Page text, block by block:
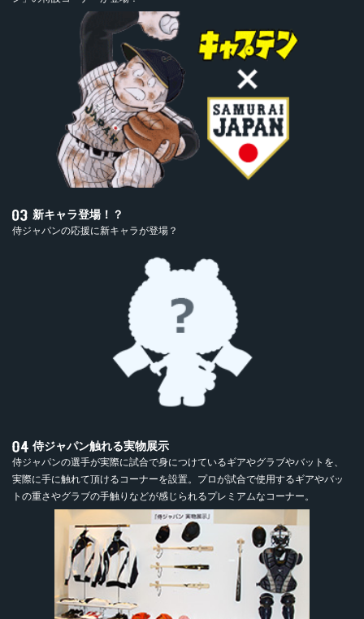
新キャラ登場！？
侍ジャパンの応援に新キャラが登場？
侍ジャパン触れる実物展示
侍ジャパンの選手が実際に試合で身につけているギアやグラブやバットを、
実際に手に触れて頂けるコーナーを設置。プロが試合で使用するギアやバッ
トの重さやグラブの手触りなどが感じられるプレミアムなコーナー。